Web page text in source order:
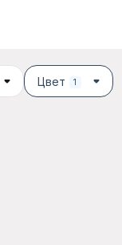
Цвет 1